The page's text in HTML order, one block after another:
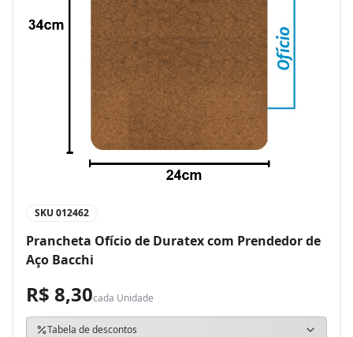
SKU 012462
Prancheta Ofício de Duratex com Prendedor de
Aço Bacchi
R$ 8,30cada Unidade
Tabela de descontos